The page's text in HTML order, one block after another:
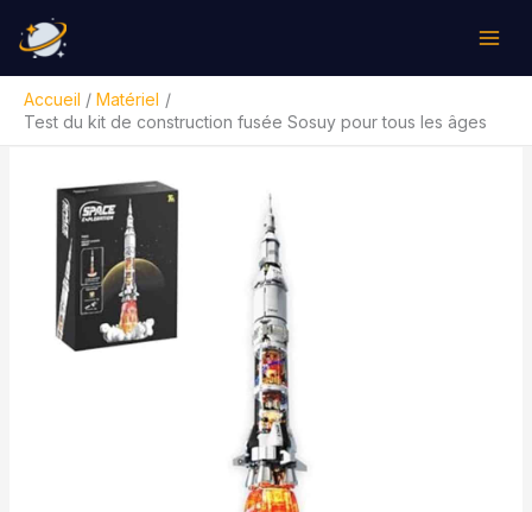
contenu
Accueil
Matériel
Test du kit de construction fusée Sosuy pour tous les âges
Rechercher